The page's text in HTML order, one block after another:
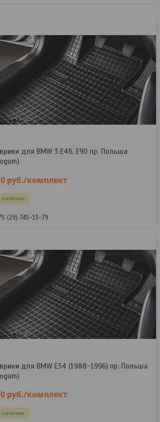
для BMW 3 E46, E90 пр. Польша
руб./комплект
наличии
(29) 745-13-79
для BMW E34 (1988-1996) пр. Польша
руб./комплект
наличии